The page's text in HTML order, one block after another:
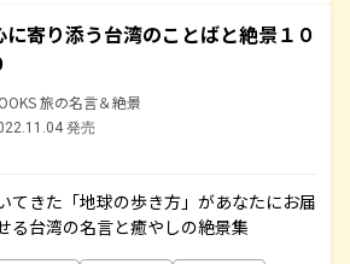
に寄り添う台湾のことばと絶景１０
旅の名言＆絶景
発売
てきた「地球の歩き方」があなたにお届
る台湾の名言と癒やしの絶景集